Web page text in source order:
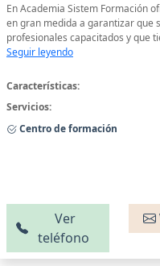
En Academia Sistem Formación
en gran medida a garantizar que
profesionales capacitados y que
Seguir leyendo
Características:
Servicios:
Centro de formación
Ver
teléfono